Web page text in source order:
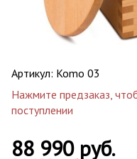
Артикул: Komo 03
Нажмите предзаказ,
поступлении
88 990 руб.